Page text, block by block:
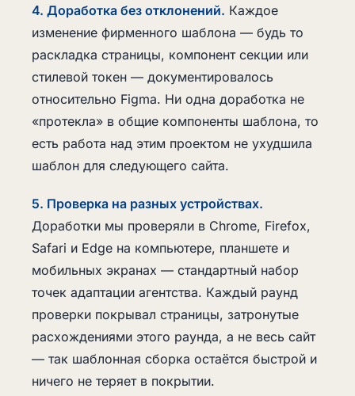
4. Доработка без отклонений. Каждое
изменение фирменного шаблона — будь то
раскладка страницы, компонент секции или
стилевой токен — документировалось
относительно Figma. Ни одна доработка не
«протекла» в общие компоненты шаблона, то
есть работа над этим проектом не ухудшила
шаблон для следующего сайта.
5. Проверка на разных устройствах.
Доработки мы проверяли в Chrome, Firefox,
Safari и Edge на компьютере, планшете и
мобильных экранах — стандартный набор
точек адаптации агентства. Каждый раунд
проверки покрывал страницы, затронутые
расхождениями этого раунда, а не весь сайт
— так шаблонная сборка остаётся быстрой и
ничего не теряет в покрытии.